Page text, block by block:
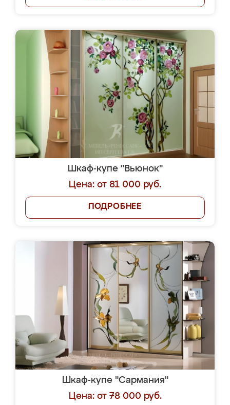
Шкаф-купе "Вьюнок"
Цена: от 81 000 руб.
ПОДРОБНЕЕ
Шкаф-купе "Сармания"
Цена: от 78 000 руб.